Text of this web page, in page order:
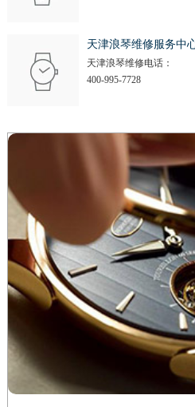
天津浪琴维修服务中
天津浪琴维修电话：
400-995-7728